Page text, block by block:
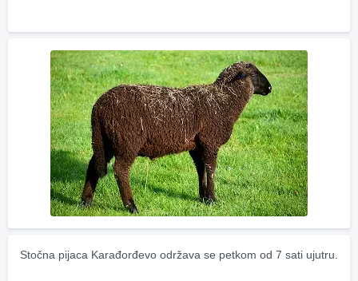
Stočna pijaca Karađorđevo održava se petkom od 7 sati ujutru.